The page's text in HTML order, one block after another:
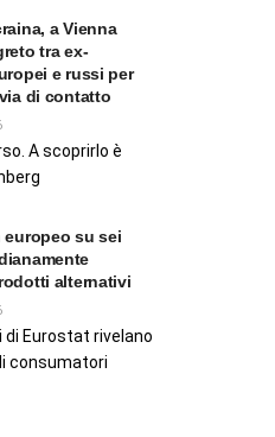
a Vienna
tra ex-
e russi per
di contatto
A scoprirlo è
europeo su sei
alternativi
di Eurostat rivelano
consumatori